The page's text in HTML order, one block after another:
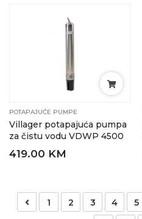
POTAPAJUĆE PUMPE
Villager potapajuća pumpa
za čistu vodu VDWP 4500
419.00 KM
1 2 3 4 5